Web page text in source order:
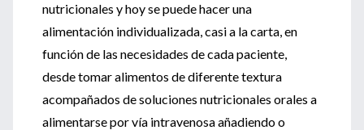
nutricionales y hoy se puede hacer una
alimentación individualizada, casi a la carta, en
función de las necesidades de cada paciente,
desde tomar alimentos de diferente textura
acompañados de soluciones nutricionales orales a
alimentarse por vía intravenosa añadiendo o